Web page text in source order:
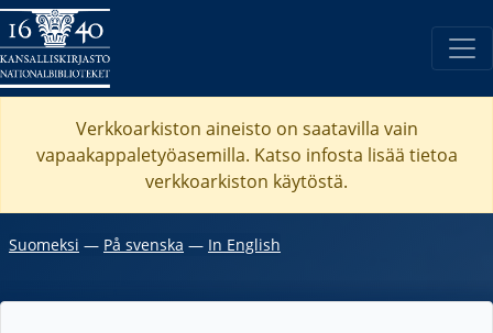
Verkkoarkiston aineisto on saatavilla vain
vapaakappaletyöasemilla. Katso infosta lisää tietoa
verkkoarkiston käytöstä.
Suomeksi ― På svenska ― In English